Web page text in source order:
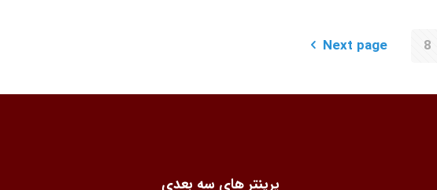
8
Next page
پرینتر های سه بعدی